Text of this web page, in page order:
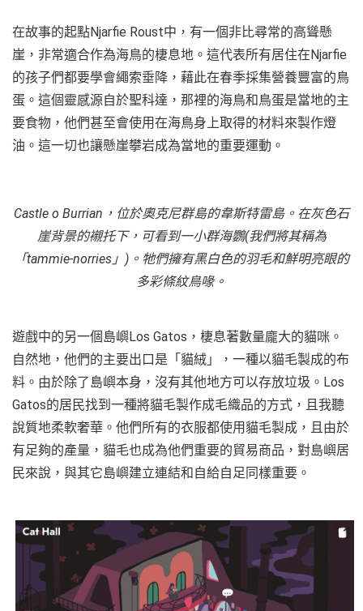
在故事的起點Njarfie Roust中，有一個非比尋常的高聳懸
崖，非常適合作為海鳥的棲息地。這代表所有居住在Njarfie
的孩子們都要學會繩索垂降，藉此在春季採集營養豐富的鳥
蛋。這個靈感源自於聖科達，那裡的海鳥和鳥蛋是當地的主
要食物，他們甚至會使用在海鳥身上取得的材料來製作燈
油。這一切也讓懸崖攀岩成為當地的重要運動。
Castle o Burrian ，位於奧克尼群島的韋斯特雷島。在灰色石
崖背景的襯托下，可看到一小群海鸚(我們將其稱為
「tammie-norries 」 ) 。牠們擁有黑白色的羽毛和鮮明亮眼的
多彩條紋鳥喙。
遊戲中的另一個島嶼Los Gatos，棲息著數量龐大的貓咪。
自然地，他們的主要出口是「貓絨」，一種以貓毛製成的布
料。由於除了島嶼本身，沒有其他地方可以存放垃圾。Los
Gatos的居民找到一種將貓毛製作成毛織品的方式，且我聽
說質地柔軟奢華。他們所有的衣服都使用貓毛製成，且由於
有足夠的產量，貓毛也成為他們重要的貿易商品，對島嶼居
民來說，與其它島嶼建立連結和自給自足同樣重要。